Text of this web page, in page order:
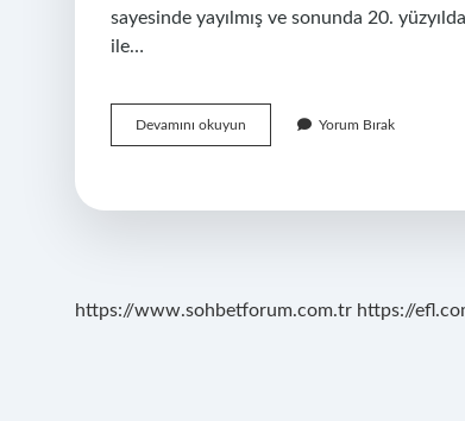
sayesinde yayılmış ve sonunda 20.
ile…
Devamını okuyun
Olmayan
Yorum Bırak
https://www.sohbetforum.com.tr https://